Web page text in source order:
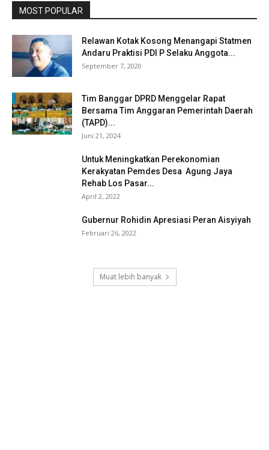
MOST POPULAR
Relawan Kotak Kosong Menangapi Statmen
Andaru Praktisi PDI P Selaku Anggota...
September 7, 2020
Tim Banggar DPRD Menggelar Rapat
Bersama Tim Anggaran Pemerintah Daerah
(TAPD)...
Juni 21, 2024
Untuk Meningkatkan Perekonomian
Kerakyatan Pemdes Desa Agung Jaya
Rehab Los Pasar...
April 2, 2022
Gubernur Rohidin Apresiasi Peran Aisyiyah
Februari 26, 2022
Muat lebih banyak